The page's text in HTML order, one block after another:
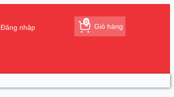
Đăng nhập Giỏ hàng
0